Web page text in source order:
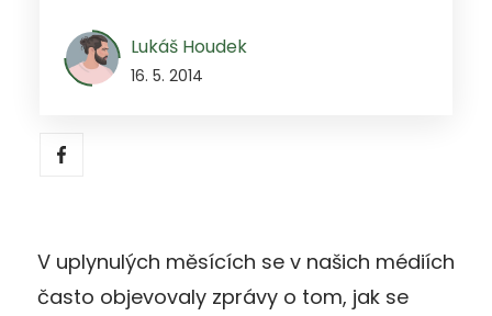
Lukáš Houdek
16. 5. 2014
V uplynulých měsících se v našich médiích
často objevovaly zprávy o tom, jak se